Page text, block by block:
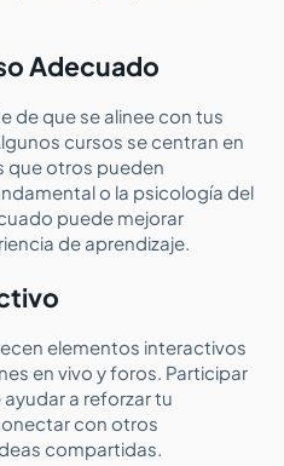
Adecuado
de que se alinee con tus
cursos se centran en
que otros pueden
o la psicología del
puede mejorar
de aprendizaje.
elementos interactivos
en vivo y foros. Participar
a reforzar tu
con otros
compartidas.